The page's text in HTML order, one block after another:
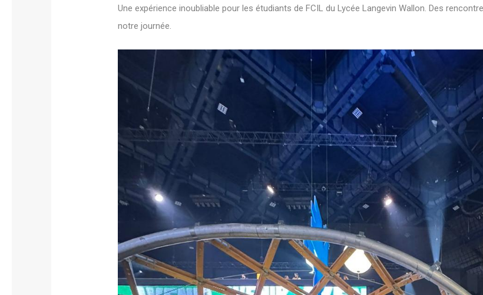
Une expérience inoubliable pour les étudiants de FCIL du Lycée Langevin Wallon. Des
notre journée.